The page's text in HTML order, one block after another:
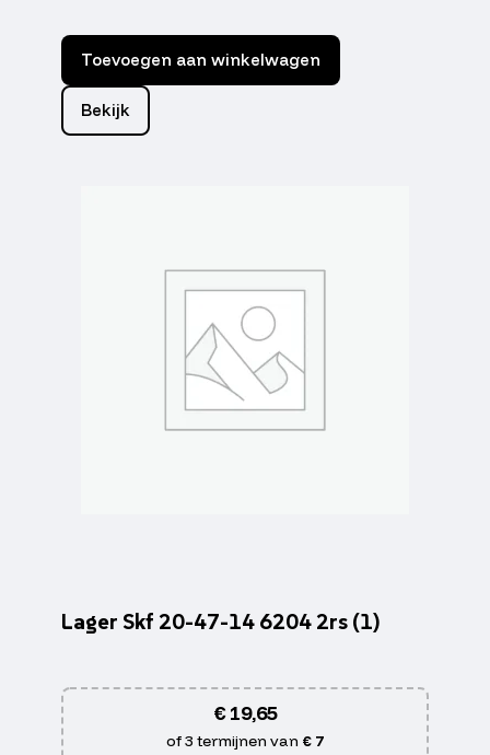
Toevoegen aan winkelwagen
Bekijk
Lager Skf 20-47-14 6204 2rs (1)
€19,65
of 3 termijnen van € 7